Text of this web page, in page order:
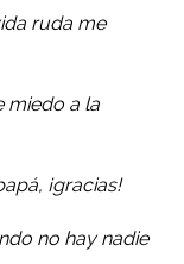
ruda me
miedo a la
¡gracias!
no hay nadie